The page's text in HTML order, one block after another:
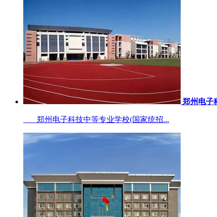
郑州电子
郑州电子科技中等专业学校(国家统招...